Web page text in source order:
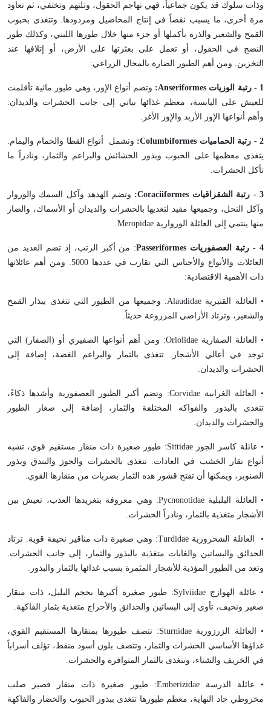
وذات سلوك قد يكون جماعياً، فهي تهاجم الحقول، وتلتهم وتختفي، ثم تعاود
مرة أخرى، ما يسبب نقصاً في إنتاج المحاصيل ومردودها. وتتغذى بحبوب
القمح والشعير والذرة بأكملها أو جزء منها خلال طورها اللبني، وكذلك طور
النضج في الحقول، أو تعمل على بعثرتها على الأرض، أو إتلافها عند
التخزين. ومن أهم الطيور الضارة بالمجال الزراعي:
1 - رتبة الوزيات Anseriformes
: وتضم أنواع الإوز، وهي طيور مائية تأقلمت
للعيش على اليابسة، معظم غذائها نباتي إلى جانب الحشرات والديدان.
وأهم أنواعها الإوز الأربد والإوز الأغر.
2 - رتبة الحماميات Columbiformes
: وتشمل أنواع القطا والحمام واليمام.
يتغذى معظمها على الحبوب وبذور الحشائش والبراعم والثمار، ونادراً ما
تأكل الحشرات.
3 - رتبة الشقراقيات Coraciiformes
: وتضم الهدهد وآكل السمك والوروار
وآكل النحل، وجميعها مفيد لتغذيها بالحشرات والديدان أو الأسماك، والضار
منها ينتمي إلى العائلة الوروارية Meropidae
.
4 - رتبة العصفوريات Passeriformes: من أكبر الرتب، إذ تضم العديد من
العائلات والأنواع والأجناس التي تقارب في عددها 5000. ومن أهم عائلاتها
ذات الأهمية الاقتصادية:
• العائلة القنبرية Alaudidae: وجميعها من الطيور التي تتغذى ببذار القمح
والشعير، وترتاد الأراضي المزروعة حديثاً.
• العائلة الصفارية Oriolidae: ومن أهم أنواعها الصفيري أو (الصفار) التي
توجد في أعالي الأشجار. تتغذى بالثمار والبراعم الغضة، إضافة إلى
الحشرات والديدان.
• العائلة الغرابية Corvidae: وتضم أكبر الطيور العصفورية وأشدها ذكاءً،
تتغذى بالبذور والفواكه المختلفة والثمار، إضافة إلى صغار الطيور
والحشرات والديدان.
• عائلة كاسر الجوزSittidae: طيور صغيرة ذات منقار مستقيم قوي، تشبه
أنواع نقار الخشب في العادات. تتغذى بالحشرات والجوز والبندق وبذور
الصنوبر، ويمكنها أن تفتح قشور هذه الثمار بضربات من منقارها القوي.
• العائلة البلبلية Pycnonotidae: وهي معروفة بتغريدها العذب، تعيش بين
الأشجار متغذية بالثمار، ونادراً الحشرات.
• العائلة الشحرورية Turdidae: وهي صغيرة ذات مناقير نحيفة قوية. ترتاد
الحدائق والبساتين والغابات متغذية بالبذور والثمار، إلى جانب الحشرات.
وتعد من الطيور المؤذية للأشجار المثمرة بسبب غذائها بالثمار والبذور.
• عائلة الهوازج Sylviidae: طيور صغيرة أكبرها بحجم البلبل، ذات منقار
صغير ونحيف، تأوي إلى البساتين والحدائق والأحراج متغذية بثمار الفاكهة.
• العائلة الزرزوريةSturnidae: تتصف طيورها بمنقارها المستقيم القوي،
غذاؤها الأساسي الحشرات والثمار، وتتصف بلون أسود منقط، تؤلف أسراباً
في الخريف والشتاء، وتتغذى بالثمار المتوافرة والحشرات.
• عائلة الدرسةEmberizidae: طيور صغيرة ذات منقار قصير صلب
مخروطي حاد النهاية، معظم طيورها تتغذى ببذور الحبوب والخضار والفاكهة